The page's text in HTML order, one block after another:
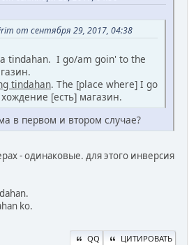
от сентября 29, 2017, 04:38
tindahan. I go/am goin' to the
tindahan. The [place where] I go
[есть] магазин.
в первом и втором случае?
- одинаковые. для этого инверсия
ko.
QQ ЦИТИРОВАТЬ